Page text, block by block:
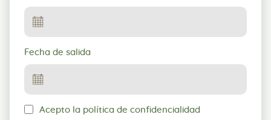
Fecha de salida
Acepto la política de confidencialidad